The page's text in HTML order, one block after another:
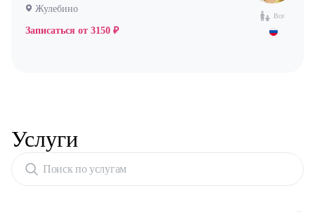
Все
Жулебино
Записаться от 3150 ₽
Услуги
Поиск по услугам